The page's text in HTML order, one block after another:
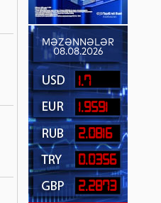
MƏZƏNNƏLƏR
08.08.2026
1.7
1.9591
2.0816
0.0356
2.2873